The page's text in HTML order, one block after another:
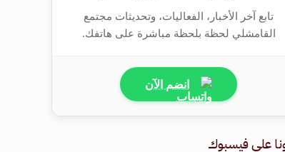
تابع آخر الأخبار، الفعاليات، وتحديثات مجتمع
القامشلي لحظة بلحظة مباشرة على هاتفك.
انضم الآن
على فيسبوك